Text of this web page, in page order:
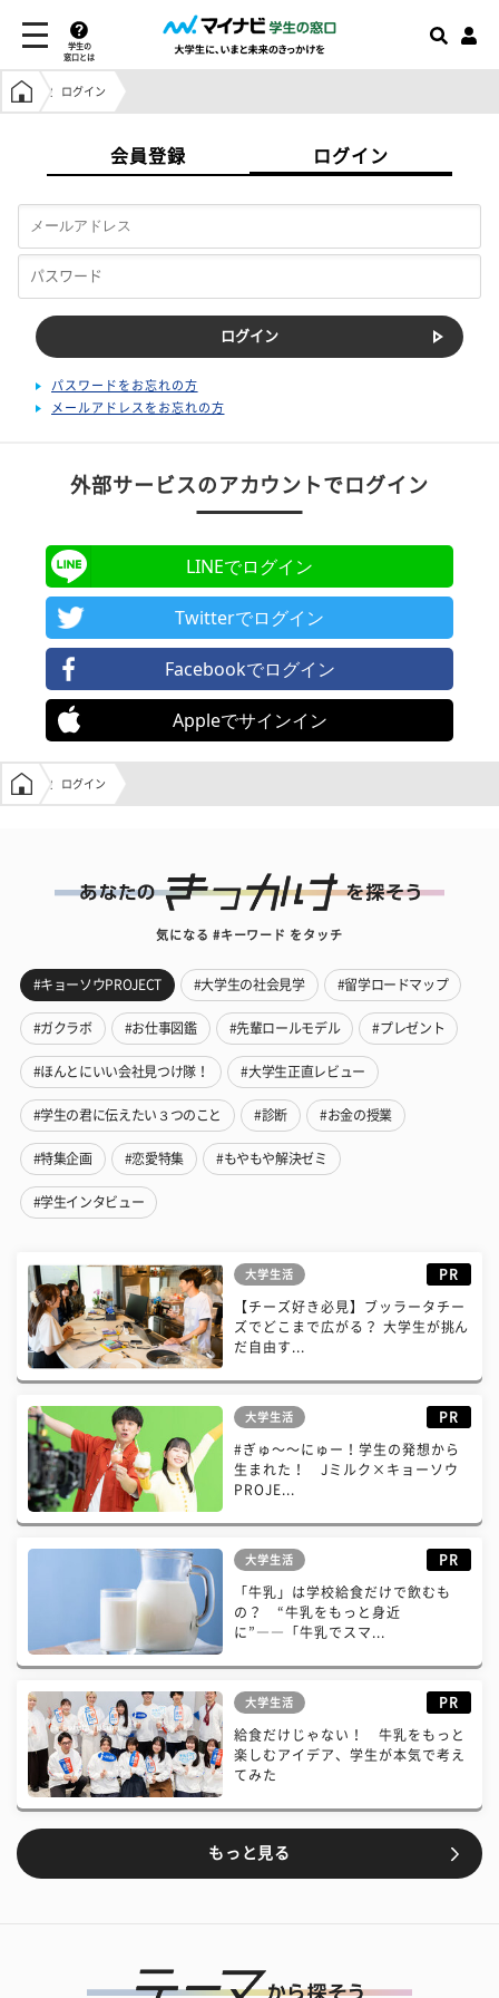
学生の
窓口とは
学生の窓口トップ
ログイン
会員登録 ログイン
パスワードをお忘れの方
メールアドレスをお忘れの方
外部サービスのアカウントでログイン
LINEでログイン
Twitterでログイン
Facebookでログイン
Appleでサインイン
学生の窓口トップ
ログイン
気になる #キーワード をタッチ
#キョーソウPROJECT #大学生の社会見学 #留学ロードマップ
#ガクラボ #お仕事図鑑 #先輩ロールモデル #プレゼント
#ほんとにいい会社見つけ隊！ #大学生正直レビュー
#学生の君に伝えたい３つのこと #診断 #お金の授業
#特集企画 #恋愛特集 #もやもや解決ゼミ
#学生インタビュー
大学生活 PR
【チーズ好き必見】ブッラータチー
ズでどこまで広がる？ 大学生が挑ん
だ自由す...
大学生活 PR
#ぎゅ〜〜にゅー！学生の発想から
生まれた！ Jミルク×キョーソウ
PROJE...
大学生活 PR
「牛乳」は学校給食だけで飲むも
の？ “牛乳をもっと身近
に”――「牛乳でスマ...
大学生活 PR
給食だけじゃない！ 牛乳をもっと
楽しむアイデア、学生が本気で考え
てみた
もっと見る